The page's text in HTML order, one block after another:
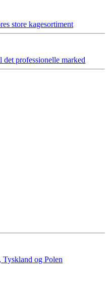
store kagesortiment
professionelle marked
Tyskland og Polen